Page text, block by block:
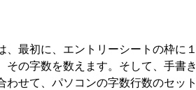
最初に、エントリーシートの枠に
その字数を数えます。そして、手書
わせて、パソコンの字数行数のセッ